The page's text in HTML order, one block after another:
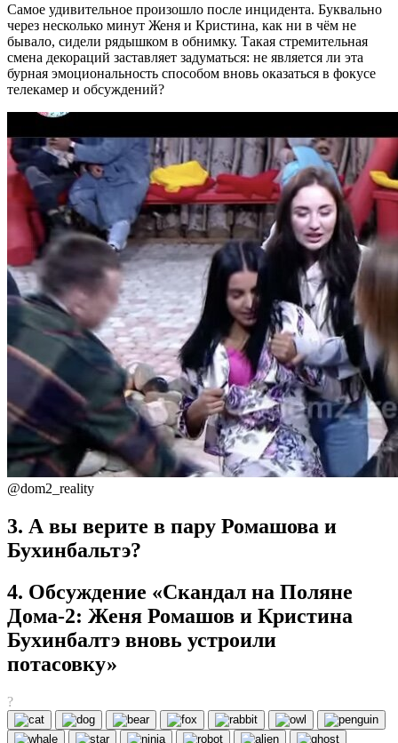
Самое удивительное произошло после инцидента. Буквально
через несколько минут Женя и Кристина, как ни в чём не
бывало, сидели рядышком в обнимку. Такая стремительная
смена декораций заставляет задуматься: не является ли эта
бурная эмоциональность способом вновь оказаться в фокусе
телекамер и обсуждений?
@dom2_reality
3. А вы верите в пару Ромашова и
Бухинбальтэ?
4. Обсуждение «Скандал на Поляне
Дома-2: Женя Ромашов и Кристина
Бухинбалтэ вновь устроили
потасовку»
?